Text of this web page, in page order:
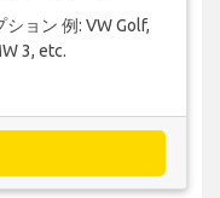
ョン 例: VW Golf,
3, etc.